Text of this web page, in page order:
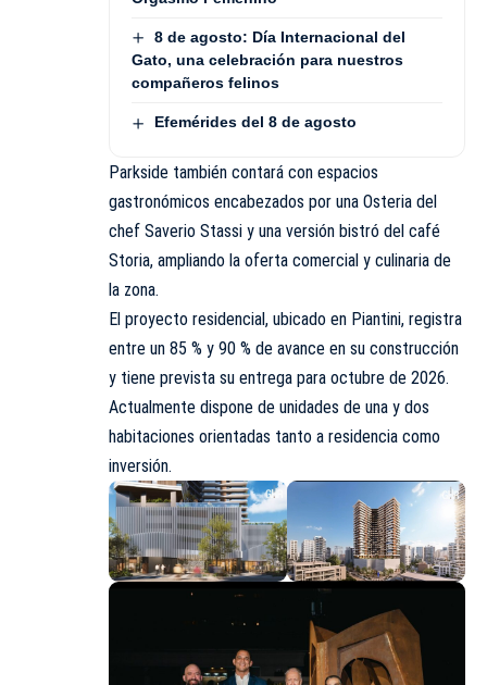
8 de agosto: Día Internacional del
Gato, una celebración para nuestros
compañeros felinos
Efemérides del 8 de agosto
Parkside también contará con espacios
gastronómicos encabezados por una Osteria del
chef Saverio Stassi y una versión bistró del café
Storia, ampliando la oferta comercial y culinaria de
la zona.
El proyecto residencial, ubicado en Piantini, registra
entre un 85 % y 90 % de avance en su construcción
y tiene prevista su entrega para octubre de 2026.
Actualmente dispone de unidades de una y dos
habitaciones orientadas tanto a residencia como
inversión.